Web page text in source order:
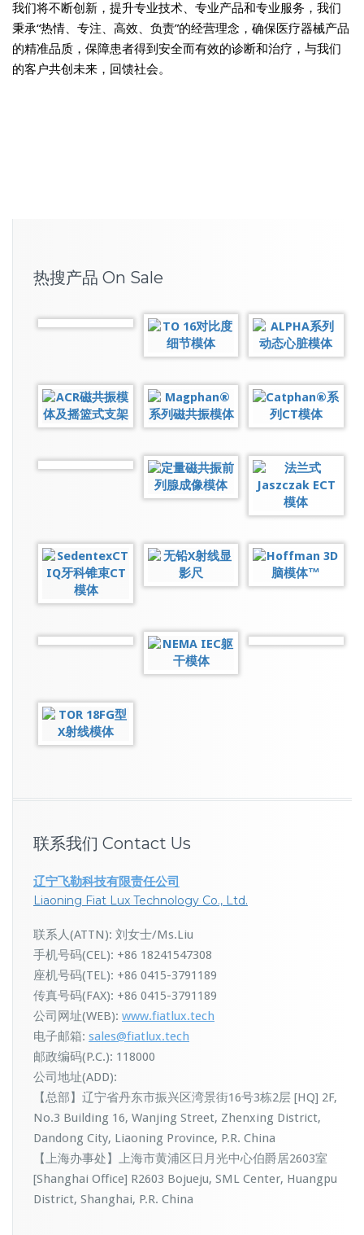
我们将不断创新，提升专业技术、专业产品和专业服务，我们
秉承“热情、专注、高效、负责”的经营理念，确保医疗器械产品
的精准品质，保障患者得到安全而有效的诊断和治疗，与我们
的客户共创未来，回馈社会。
热搜产品 On Sale
联系我们 Contact Us
辽宁飞勒科技有限责任公司
Liaoning Fiat Lux Technology Co., Ltd.
联系人(ATTN): 刘女士/Ms.Liu
手机号码(CEL): +86 18241547308
座机号码(TEL): +86 0415-3791189
传真号码(FAX): +86 0415-3791189
公司网址(WEB): www.fiatlux.tech
电子邮箱: sales@fiatlux.tech
邮政编码(P.C.): 118000
公司地址(ADD):
【总部】辽宁省丹东市振兴区湾景街16号3栋2层 [HQ] 2F,
No.3 Building 16, Wanjing Street, Zhenxing District,
Dandong City, Liaoning Province, P.R. China
【上海办事处】上海市黄浦区日月光中心伯爵居2603室
[Shanghai Office] R2603 Bojueju, SML Center, Huangpu
District, Shanghai, P.R. China